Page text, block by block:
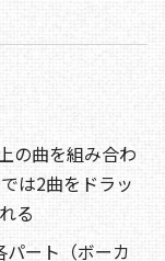
の曲を組み合わ
は2曲をドラッ
る
パート（ボーカ